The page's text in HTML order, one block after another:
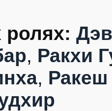
ролях:
, Ракхи
,